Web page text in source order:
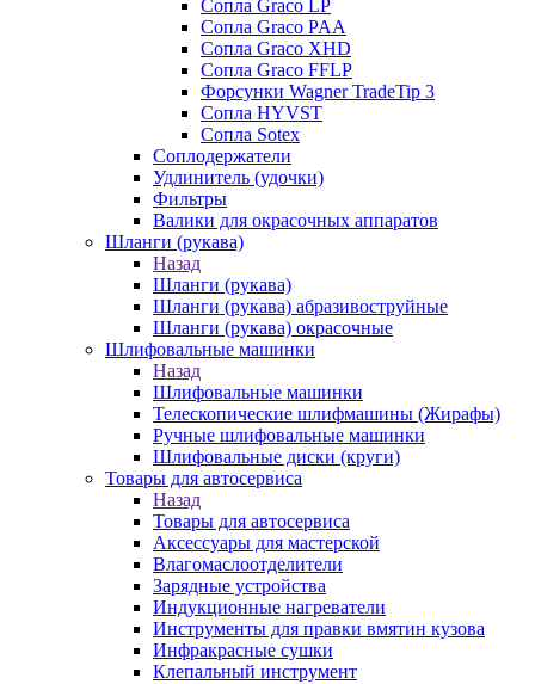
Сопла Graco LP
Сопла Graco PAA
Сопла Graco XHD
Сопла Graco FFLP
Форсунки Wagner TradeTip 3
Сопла HYVST
Сопла Sotex
Соплодержатели
Удлинитель (удочки)
Фильтры
Валики для окрасочных аппаратов
Шланги (рукава)
Назад
Шланги (рукава)
Шланги (рукава) абразивоструйные
Шланги (рукава) окрасочные
Шлифовальные машинки
Назад
Шлифовальные машинки
Телескопические шлифмашины (Жирафы)
Ручные шлифовальные машинки
Шлифовальные диски (круги)
Товары для автосервиса
Назад
Товары для автосервиса
Аксессуары для мастерской
Влагомаслоотделители
Зарядные устройства
Индукционные нагреватели
Инструменты для правки вмятин кузова
Инфракрасные сушки
Клепальный инструмент